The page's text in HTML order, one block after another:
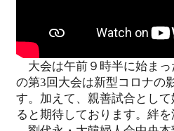
大会は午前９時半に始まっ
の第3回大会は新型コロナの
す。加えて、親善試合とし
ると期待しております。絆